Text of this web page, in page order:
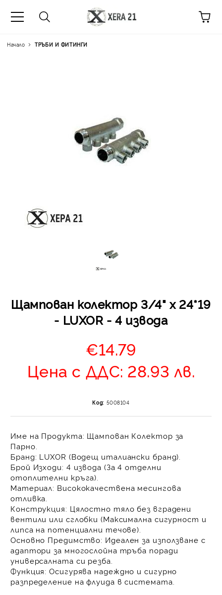
Начало ТРЪБИ И ФИТИНГИ
Щампован колектор 3/4" х 24*19
- LUXOR - 4 извода
€14.79
Цена с ДДС: 28.93 лв.
Код: 5008104
Име на Продукта: Щампован Колектор за
Парно.
Бранд: LUXOR (Водещ италиански бранд).
Брой Изходи: 4 извода (За 4 отделни
отоплителни кръга).
Материал: Висококачествена месингова
отливка
Конструкция: Цялостно тяло без вградени
вентили или сглобки (Максимална сигурност и
липса на потенциални течове).
Основно Предимство: Идеален за използване с
адаптори за многослойна тръба поради
универсалната си резба.
Функция: Осигурява надеждно и сигурно
разпределение на флуида в системата.
Отложено до 30 дни
изпращане на
до 400 лв. / €204,52
от стойността на
без оскъпяване. За
стойност до 1000 лв.
на поръчката се
равни месечни
За покупки на
/ €1022.61